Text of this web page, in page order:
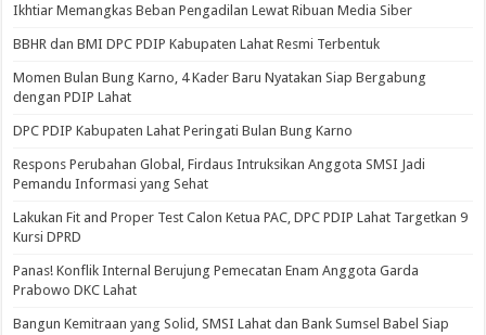
Ikhtiar Memangkas Beban Pengadilan Lewat Ribuan Media Siber
BBHR dan BMI DPC PDIP Kabupaten Lahat Resmi Terbentuk
Momen Bulan Bung Karno, 4 Kader Baru Nyatakan Siap Bergabung
dengan PDIP Lahat
DPC PDIP Kabupaten Lahat Peringati Bulan Bung Karno
Respons Perubahan Global, Firdaus Intruksikan Anggota SMSI Jadi
Pemandu Informasi yang Sehat
Lakukan Fit and Proper Test Calon Ketua PAC, DPC PDIP Lahat Targetkan 9
Kursi DPRD
Panas! Konflik Internal Berujung Pemecatan Enam Anggota Garda
Prabowo DKC Lahat
Bangun Kemitraan yang Solid, SMSI Lahat dan Bank Sumsel Babel Siap